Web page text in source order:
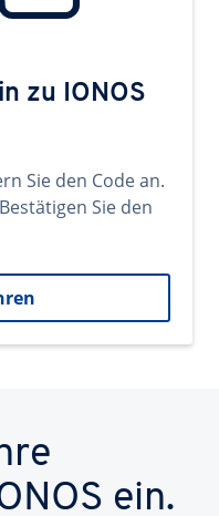
zu IONOS
Sie den Code an.
Sie den
ein.